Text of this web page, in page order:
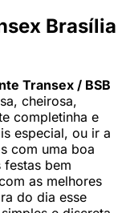
Brasília
Transex / BSB
cheirosa,
completinha e
especial, ou ir a
com uma boa
bem
as melhores
do dia esse